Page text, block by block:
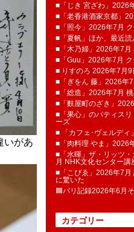
いがあ
■「じき 宮ざわ」2026
■「老香港酒家京都」
■「照今」2026年7月
■「夏帆」ほか、最近読
■「木乃婦」2026年7月
■「Guu」2026年7月
■ りすのろ 2026年7月
■「ぎをん 藤」2026年
■「総造」2026年7月 桃
■「麩屋町のざき」
■「果心」のパティス
ーズ
■ 「カフェ･ヴェルディ
■「肉料理 やま」2026
■「水暉」ザ・リッツ
月 NHK文化センター講
■「こぴゑ」2026年7
に驚いた
🟦パリ記録2026年6月
カテゴリー